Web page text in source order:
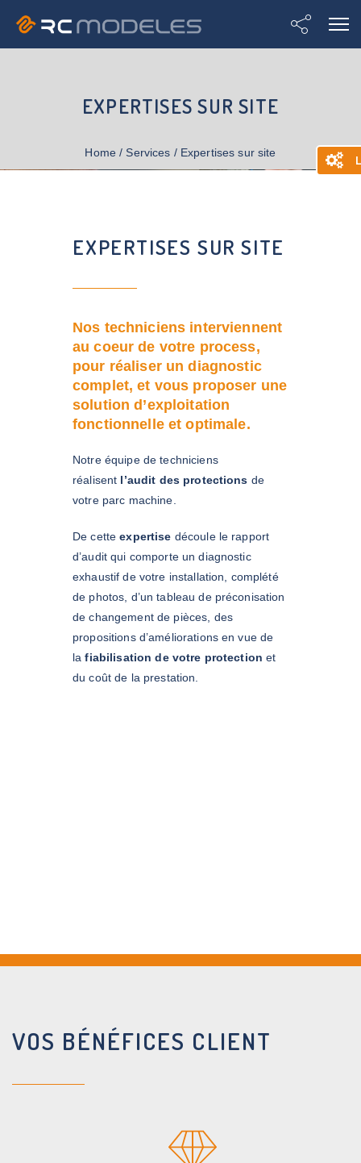
EXPERTISES SUR SITE
Home / Services / Expertises sur site
EXPERTISES SUR SITE
Nos techniciens interviennent
au coeur de votre process,
pour réaliser un diagnostic
complet, et vous proposer une
solution d’exploitation
fonctionnelle et optimale.
Notre équipe de techniciens
réalisent l’audit des protections de
votre parc machine.
De cetteexpertise découle le rapport
d’audit qui comporte un diagnostic
exhaustif de votre installation, complété
de photos, d’un tableau de préconisation
de changement de pièces, des
propositions d’améliorations en vue de
lafiabilisation de votre protectionet
du coût de la prestation.
VOS BÉNÉFICES CLIENT